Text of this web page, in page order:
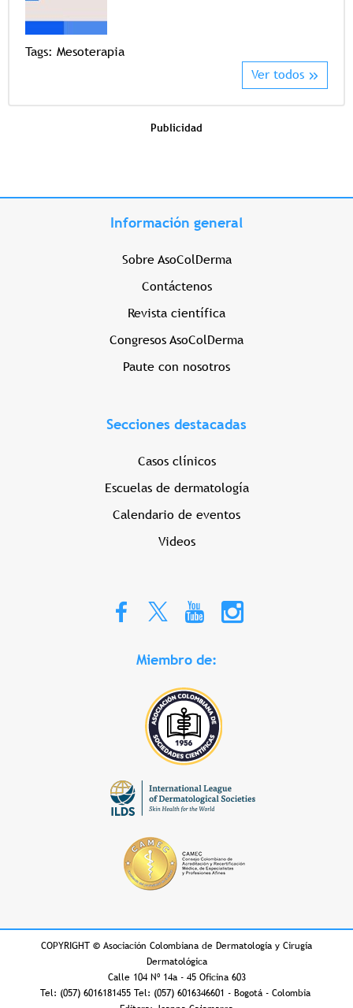
Tags: Mesoterapia
Ver todos
Publicidad
Información general
Sobre AsoColDerma
Contáctenos
Revista científica
Congresos AsoColDerma
Paute con nosotros
Secciones destacadas
Casos clínicos
Escuelas de dermatología
Calendario de eventos
Videos
Miembro de:
COPYRIGHT © Asociación Colombiana de Dermatología y Cirugía
Dermatológica
Calle 104 Nº 14a - 45 Oficina 603
Tel: (057) 6016181455 Tel: (057) 6016346601 - Bogotá - Colombia